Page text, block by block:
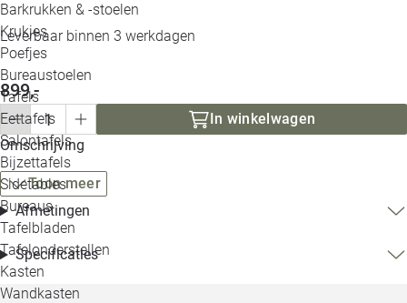
Barkrukken & -stoelen
Krukjes
Poefjes
Bureaustoelen
Tafels
Eettafels
Salontafels
Bijzettafels
Sidetables
Bureaus
Tafelbladen
Tafelonderstellen
Kasten
Wandkasten
Leverbaar binnen 3 werkdagen
899,-
In winkelwagen
Omschrijving
Toon meer
Afmetingen
Specificaties